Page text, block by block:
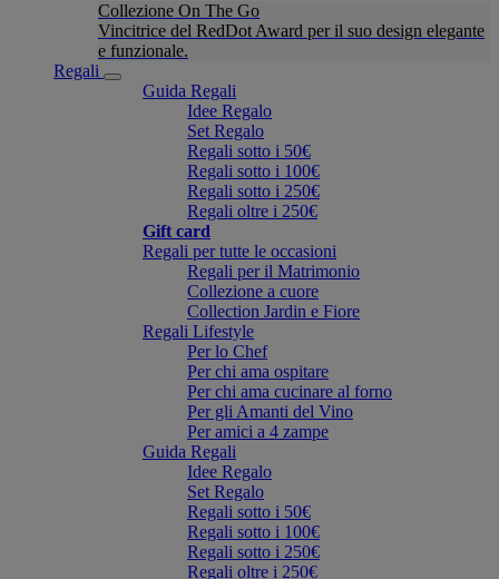
Collezione On The Go
Vincitrice del RedDot Award per il suo design elegante
e funzionale.
Regali
Guida Regali
Idee Regalo
Set Regalo
Regali sotto i 50€
Regali sotto i 100€
Regali sotto i 250€
Regali oltre i 250€
Gift card
Regali per tutte le occasioni
Regali per il Matrimonio
Collezione a cuore
Collection Jardin e Fiore
Regali Lifestyle
Per lo Chef
Per chi ama ospitare
Per chi ama cucinare al forno
Per gli Amanti del Vino
Per amici a 4 zampe
Guida Regali
Idee Regalo
Set Regalo
Regali sotto i 50€
Regali sotto i 100€
Regali sotto i 250€
Regali oltre i 250€